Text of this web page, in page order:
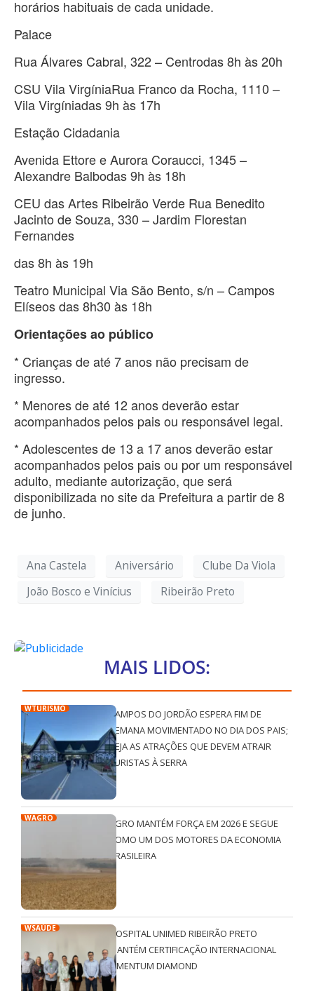
horários habituais de cada unidade.
Palace
Rua Álvares Cabral, 322 – Centrodas 8h às 20h
CSU Vila VirgíniaRua Franco da Rocha, 1110 –
Vila Virgíniadas 9h às 17h
Estação Cidadania
Avenida Ettore e Aurora Coraucci, 1345 –
Alexandre Balbodas 9h às 18h
CEU das Artes Ribeirão Verde Rua Benedito
Jacinto de Souza, 330 – Jardim Florestan
Fernandes
das 8h às 19h
Teatro Municipal Via São Bento, s/n – Campos
Elíseos das 8h30 às 18h
Orientações ao público
* Crianças de até 7 anos não precisam de
ingresso.
* Menores de até 12 anos deverão estar
acompanhados pelos pais ou responsável legal.
* Adolescentes de 13 a 17 anos deverão estar
acompanhados pelos pais ou por um responsável
adulto, mediante autorização, que será
disponibilizada no site da Prefeitura a partir de 8
de junho.
Ana Castela Aniversário
Clube Da Viola
João Bosco e Vinícius
Ribeirão Preto
MAIS LIDOS:
WTURISMO
CAMPOS DO JORDÃO ESPERA FIM DE
SEMANA MOVIMENTADO NO DIA DOS PAIS;
VEJA AS ATRAÇÕES QUE DEVEM ATRAIR
TURISTAS À SERRA
WAGRO
AGRO MANTÉM FORÇA EM 2026 E SEGUE
COMO UM DOS MOTORES DA ECONOMIA
BRASILEIRA
WSAÚDE
HOSPITAL UNIMED RIBEIRÃO PRETO
MANTÉM CERTIFICAÇÃO INTERNACIONAL
QMENTUM DIAMOND